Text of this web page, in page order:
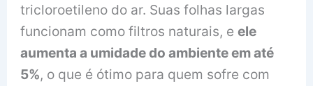
tricloroetileno do ar. Suas folhas largas
funcionam como filtros naturais, eele
aumenta a umidade do ambiente em até
5%, o que é ótimo para quem sofre com